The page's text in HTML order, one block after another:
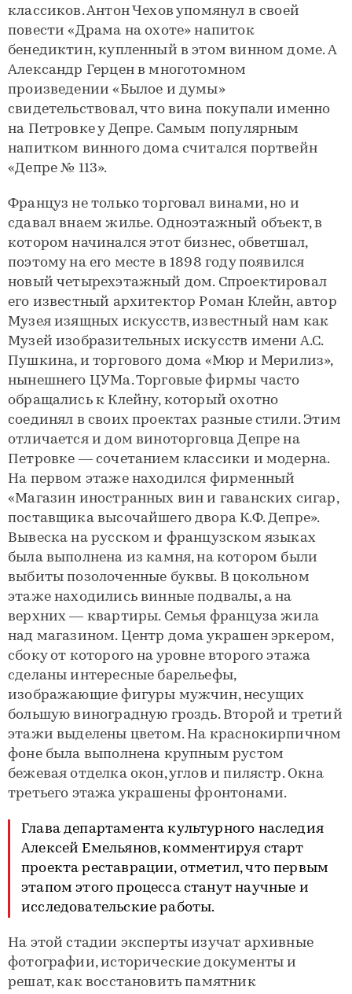
классиков. Антон Чехов упомянул в своей
повести «Драма на охоте» напиток
бенедиктин, купленный в этом винном доме. А
Александр Герцен в многотомном
произведении «Былое и думы»
свидетельствовал, что вина покупали именно
на Петровке у Депре. Самым популярным
напитком винного дома считался портвейн
«Депре № 113».
Француз не только торговал винами, но и
сдавал внаем жилье. Одноэтажный объект, в
котором начинался этот бизнес, обветшал,
поэтому на его месте в 1898 году появился
новый четырехэтажный дом. Спроектировал
его известный архитектор Роман Клейн, автор
Музея изящных искусств, известный нам как
Музей изобразительных искусств имени А.С.
Пушкина, и торгового дома «Мюр и Мерилиз»,
нынешнего ЦУМа. Торговые фирмы часто
обращались к Клейну, который охотно
соединял в своих проектах разные стили. Этим
отличается и дом виноторговца Депре на
Петровке — сочетанием классики и модерна.
На первом этаже находился фирменный
«Магазин иностранных вин и гаванских сигар,
поставщика высочайшего двора К.Ф. Депре».
Вывеска на русском и французском языках
была выполнена из камня, на котором были
выбиты позолоченные буквы. В цокольном
этаже находились винные подвалы, а на
верхних — квартиры. Семья француза жила
над магазином. Центр дома украшен эркером,
сбоку от которого на уровне второго этажа
сделаны интересные барельефы,
изображающие фигуры мужчин, несущих
большую виноградную гроздь. Второй и третий
этажи выделены цветом. На краснокирпичном
фоне была выполнена крупным рустом
бежевая отделка окон, углов и пилястр. Окна
третьего этажа украшены фронтонами.
Глава департамента культурного наследия
Алексей Емельянов, комментируя старт
проекта реставрации, отметил, что первым
этапом этого процесса станут научные и
исследовательские работы.
На этой стадии эксперты изучат архивные
фотографии, исторические документы и
решат, как восстановить памятник